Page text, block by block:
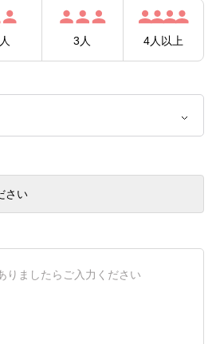
3人 4人以上
さい